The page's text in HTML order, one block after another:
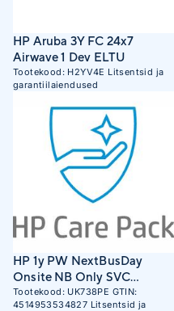
HP Aruba 3Y FC 24x7
Airwave 1 Dev ELTU
Tootekood: H2YV4E Litsentsid ja
garantiilaiendused
HP 1y PW NextBusDay
Onsite NB Only SVC
R326895
Tootekood: UK738PE GTIN:
4514953534827 Litsentsid ja